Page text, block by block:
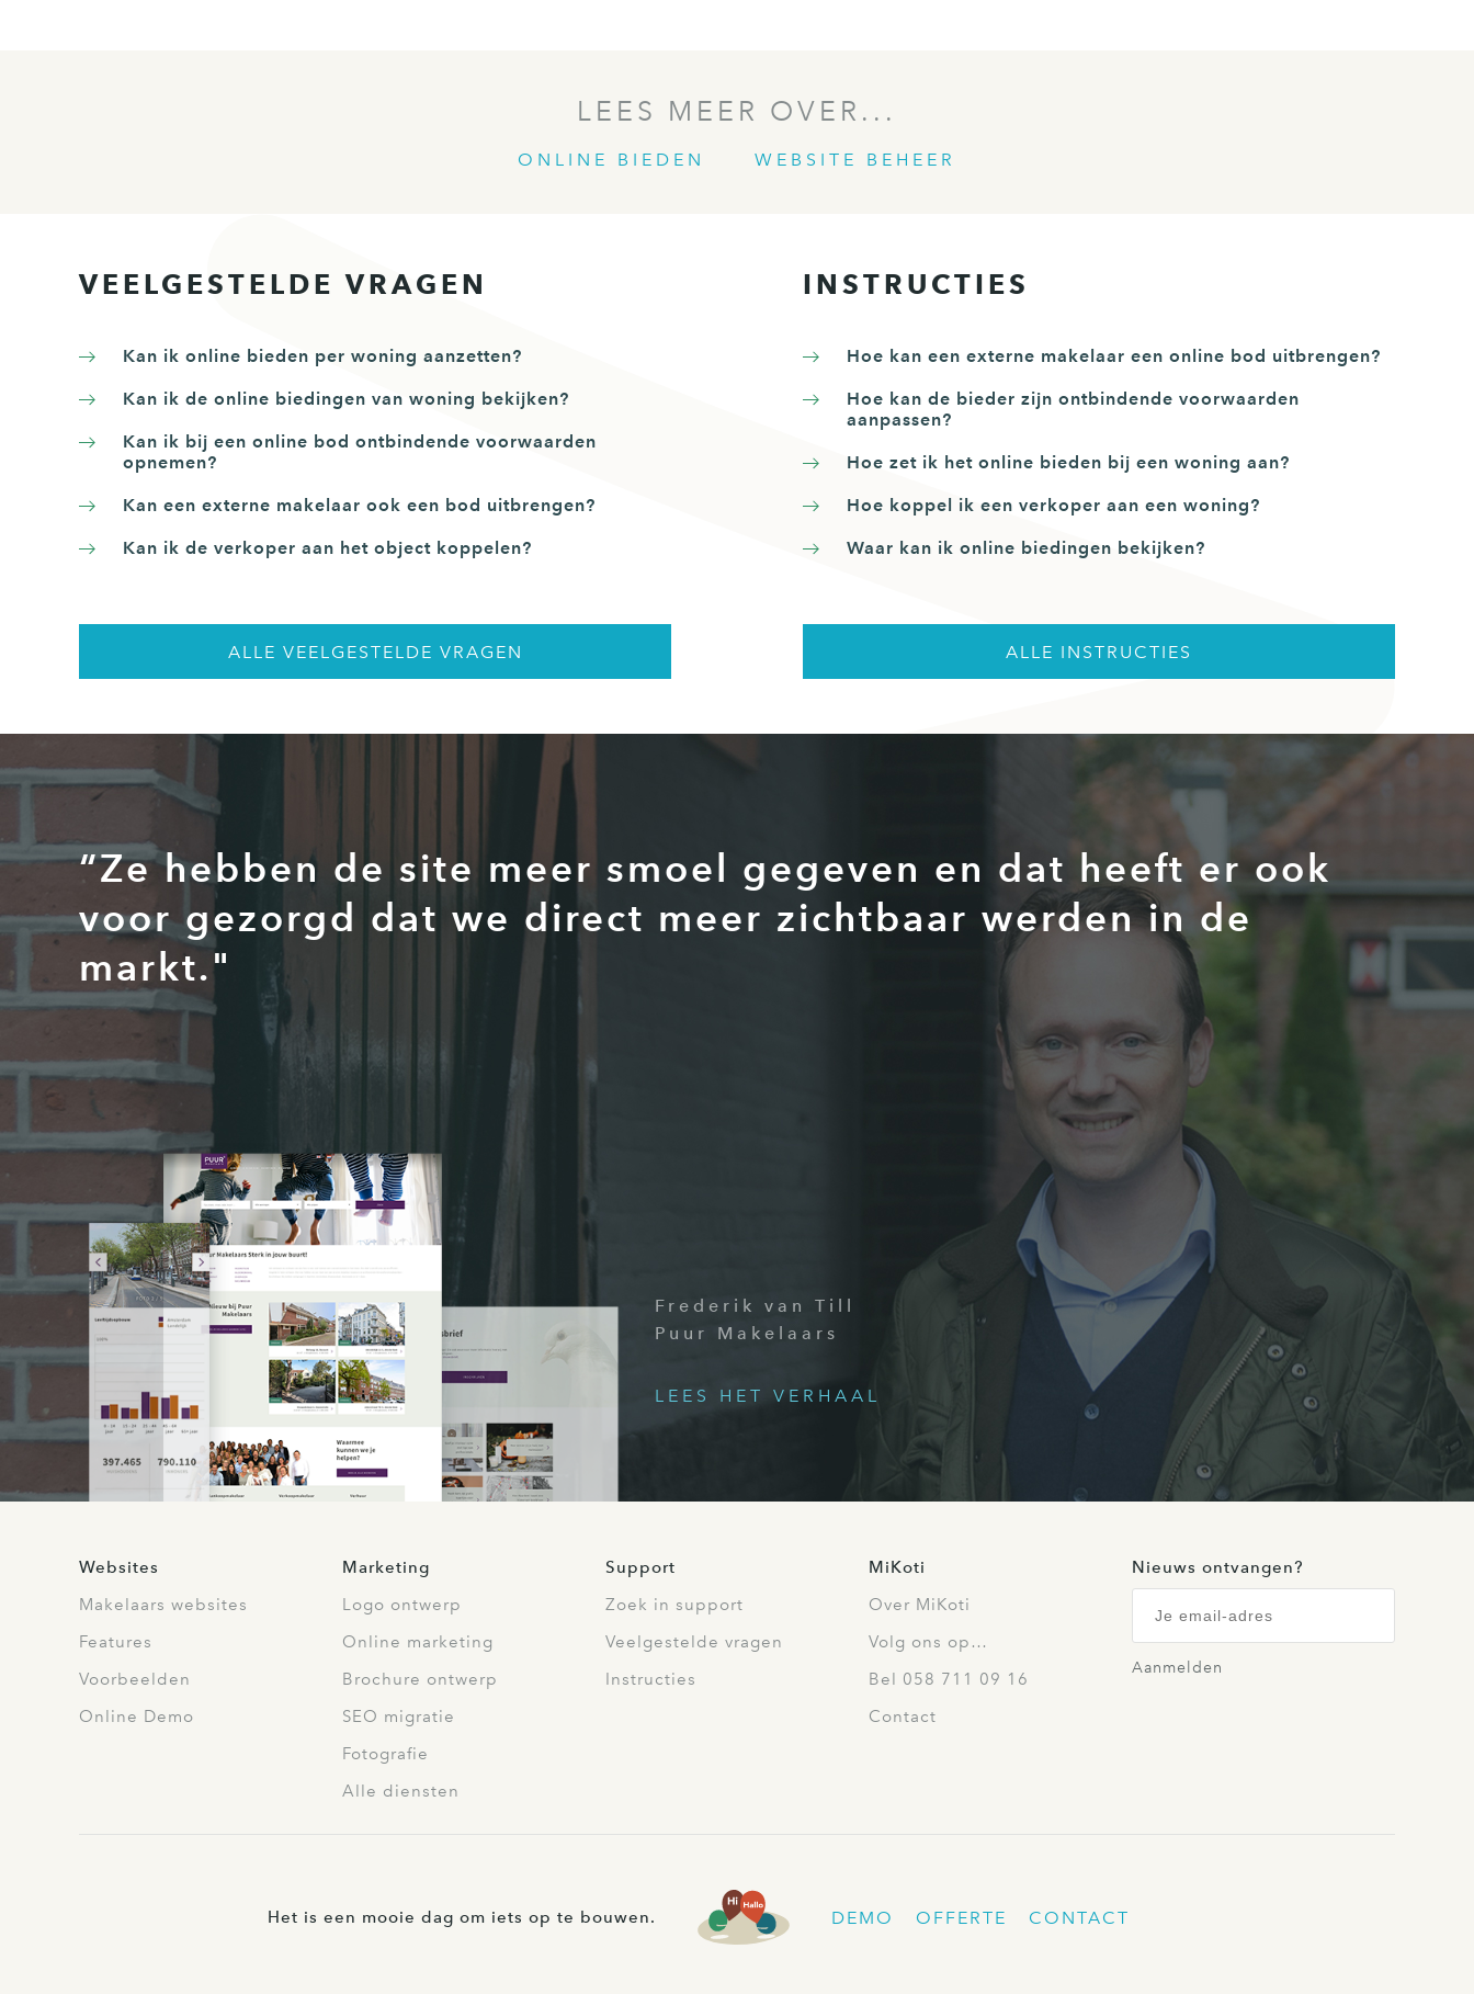
LEES MEER OVER...
ONLINE BIEDEN WEBSITE BEHEER
VEELGESTELDE VRAGEN
Kan ik online bieden per woning aanzetten?
Kan ik de online biedingen van woning bekijken?
Kan ik bij een online bod ontbindende voorwaarden
opnemen?
Kan een externe makelaar ook een bod uitbrengen?
Kan ik de verkoper aan het object koppelen?
ALLE VEELGESTELDE VRAGEN
INSTRUCTIES
Hoe kan een externe makelaar een online bod uitbrengen?
Hoe kan de bieder zijn ontbindende voorwaarden
aanpassen?
Hoe zet ik het online bieden bij een woning aan?
Hoe koppel ik een verkoper aan een woning?
Waar kan ik online biedingen bekijken?
ALLE INSTRUCTIES
“Ze hebben de site meer smoel gegeven en dat heeft er ook
voor gezorgd dat we direct meer zichtbaar werden in de
markt."
Frederik van Till
Puur Makelaars
LEES HET VERHAAL
Websites
Makelaars websites
Features
Voorbeelden
Online Demo
Marketing
Logo ontwerp
Online marketing
Brochure ontwerp
SEO migratie
Fotografie
Alle diensten
Support
Zoek in support
Veelgestelde vragen
Instructies
MiKoti
Over MiKoti
Volg ons op…
Bel 058 711 09 16
Contact
Nieuws ontvangen?
Aanmelden
Het is een mooie dag om iets op te bouwen. DEMO OFFERTE CONTACT